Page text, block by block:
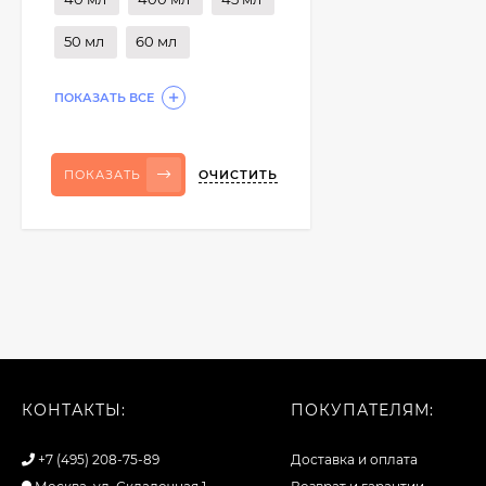
50 мл 60 мл
ПОКАЗАТЬ ВСЕ
ПОКАЗАТЬ ОЧИСТИТЬ
КОНТАКТЫ:
+7 (495) 208-75-89
ПОКУПАТЕЛЯМ:
Доставка и оплата